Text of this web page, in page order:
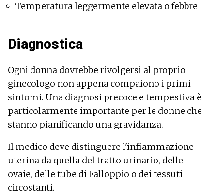
Temperatura leggermente elevata o febbre
Diagnostica
Ogni donna dovrebbe rivolgersi al proprio
ginecologo non appena compaiono i primi
sintomi. Una diagnosi precoce e tempestiva è
particolarmente importante per le donne che
stanno pianificando una gravidanza.
Il medico deve distinguere l'infiammazione
uterina da quella del tratto urinario, delle
ovaie, delle tube di Falloppio o dei tessuti
circostanti.